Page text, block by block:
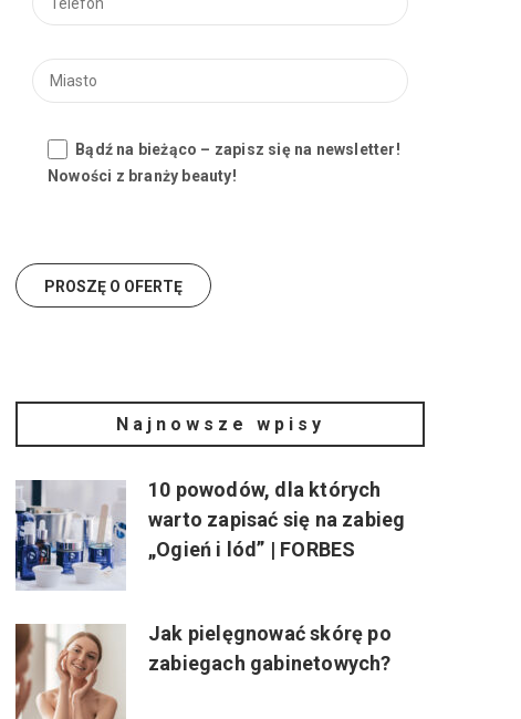
Bądź na bieżąco – zapisz się na newsletter!
Nowości z branży beauty!
Najnowsze wpisy
10 powodów, dla których
warto zapisać się na zabieg
„Ogień i lód” | FORBES
Jak pielęgnować skórę po
zabiegach gabinetowych?